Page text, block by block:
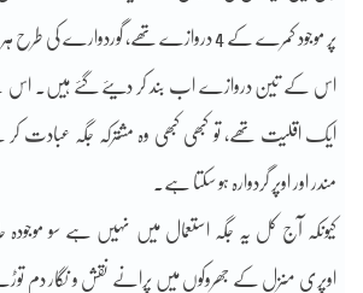
پر موجود کمرے کے 4 دروازے تھے، گوردوارے کی طرح ہر سمت میں ایک۔
اس کے تین دروازے اب بند کر دیئے گئے ہیں۔ اس
ایک اقلیت تھے، تو کبھی کبھی وہ مشترکہ جگہ عبادت کر
مندر اور اوپر گردوارہ ہو سکتا ہے۔
کیونکہ آج کل یہ جگہ استعمال میں نہیں ہے سو
اوپری منزل کے جھروکوں میں پرانے نقش و نگار دم